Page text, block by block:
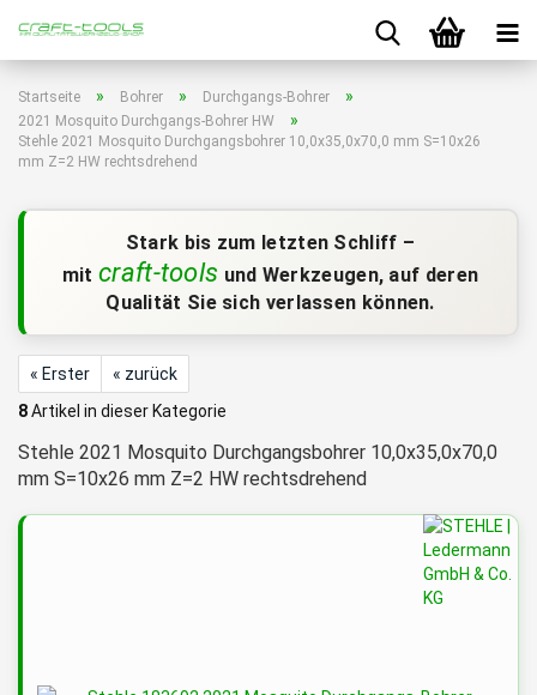
Startseite » Bohrer » Durchgangs-Bohrer »
2021 Mosquito Durchgangs-Bohrer HW »
Stehle 2021 Mosquito Durchgangsbohrer 10,0x35,0x70,0 mm S=10x26
mm Z=2 HW rechtsdrehend
Stark bis zum letzten Schliff –
mitcraft-tools und Werkzeugen, auf deren
Qualität Sie sich verlassen können.
« Erster
« zurück
8Artikel in dieser Kategorie
Stehle 2021 Mosquito Durchgangsbohrer 10,0x35,0x70,0
mm S=10x26 mm Z=2 HW rechtsdrehend